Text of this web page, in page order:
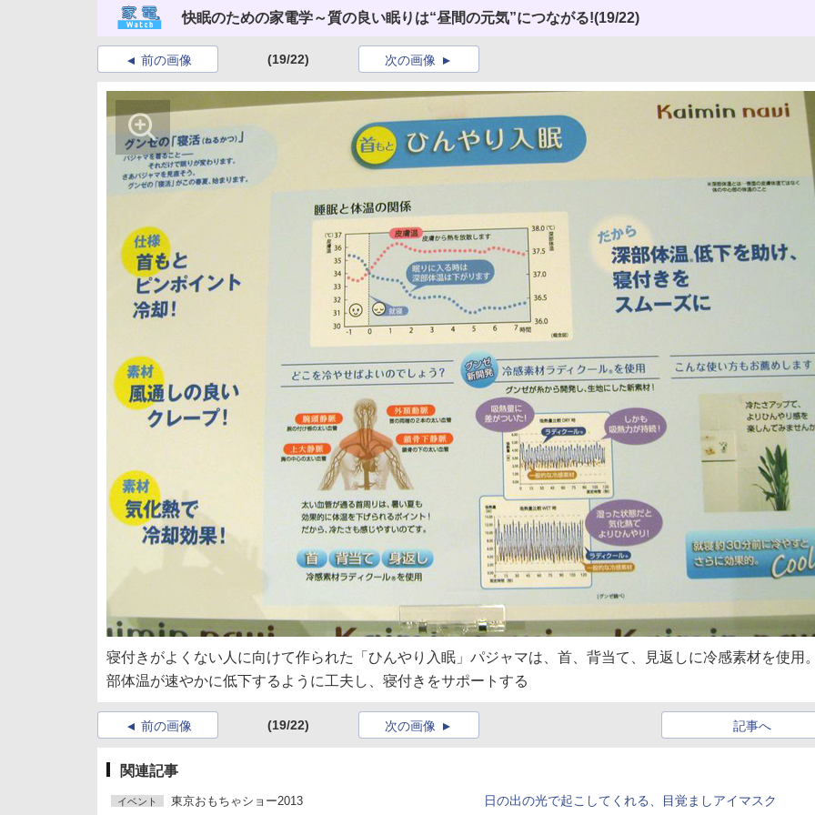
快眠のための家電学～質の良い眠りは“昼間の元気”につながる!(19/22)
前の画像 (19/22) 次の画像
寝付きがよくない人に向けて作られた「ひんやり入眠」パジャマは、首、背当て、見返しに冷感素材を使用
部体温が速やかに低下するように工夫し、寝付きをサポートする
前の画像 (19/22) 記事へ
次の画像
関連記事
イベント 東京おもちゃショー2013 日の出の光で起こしてくれる、目覚ましアイマスク